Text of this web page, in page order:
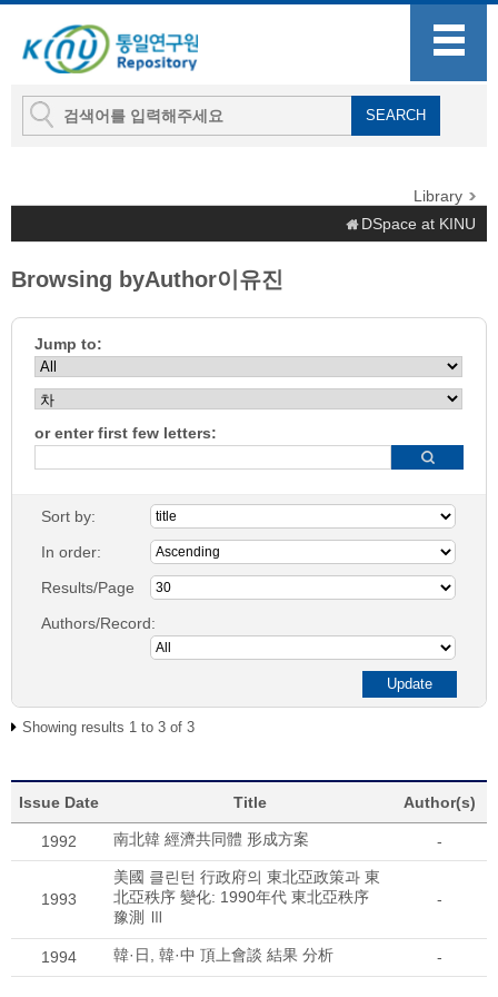
Library
DSpace at KINU
Browsing byAuthor이유진
Jump to:
or enter first few letters:
Sort by:
In order:
Results/Page
Authors/Record:
Showing results 1 to 3 of 3
Issue Date Title Author(s)
1992 南北韓 經濟共同體 形成方案 -
1993
美國 클린턴 行政府의 東北亞政策과 東
北亞秩序 變化: 1990年代 東北亞秩序
豫測 Ⅲ
-
1994 韓·日, 韓·中 頂上會談 結果 分析 -